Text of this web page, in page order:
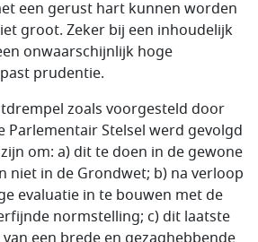
een gerust hart kunnen worden
groot. Zeker bij een inhoudelijk
onwaarschijnlijk hoge
prudentie.
zoals voorgesteld door
Parlementair Stelsel werd gevolgd
om: a) dit te doen in de gewone
niet in de Grondwet; b) na verloop
evaluatie in te bouwen met de
normstelling; c) dit laatste